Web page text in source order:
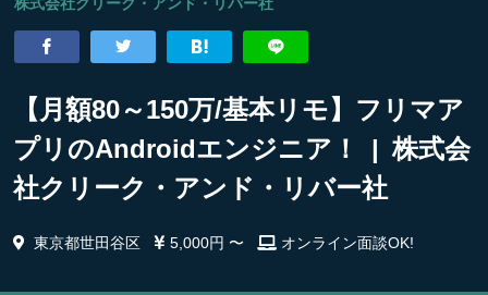
【月額80～150万/基本リモ】フリマア
プリのAndroidエンジニア！ | 株式会
社クリーク・アンド・リバー社
東京都世田谷区 5,000円 〜 オンライン面談OK!